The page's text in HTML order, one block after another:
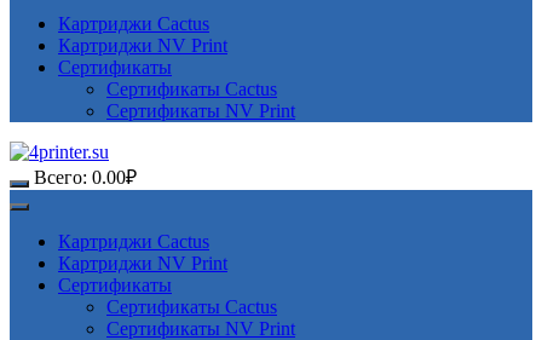
Картриджи Cactus
Картриджи NV Print
Сертификаты
Сертификаты Cactus
Сертификаты NV Print
Всего: 0.00₽
Картриджи Cactus
Картриджи NV Print
Сертификаты
Сертификаты Cactus
Сертификаты NV Print